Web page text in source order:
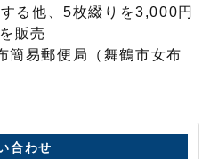
る他、5枚綴りを3,000円
販売
簡易郵便局（舞鶴市女布
合わせ